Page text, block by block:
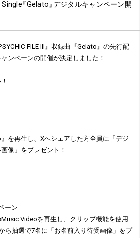
Single『Gelato』デジタルキャンペーン開
FILE III』収録曲『Gelato』の先行配
ンペーンの開催が決定しました！
を再生し、Xへシェアした方全員に「デジ
像」をプレゼント！
ーン
Videoを再生し、クリップ機能を使用
ら抽選で7名に「お名前入り待受画像」をプ